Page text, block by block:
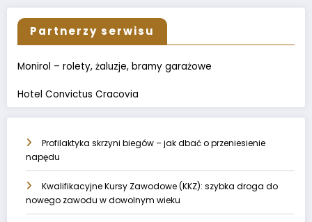
Partnerzy serwisu
Monirol – rolety, żaluzje, bramy garażowe
Hotel Convictus Cracovia
Profilaktyka skrzyni biegów – jak dbać o przeniesienie
napędu
Kwalifikacyjne Kursy Zawodowe (KKZ): szybka droga do
nowego zawodu w dowolnym wieku